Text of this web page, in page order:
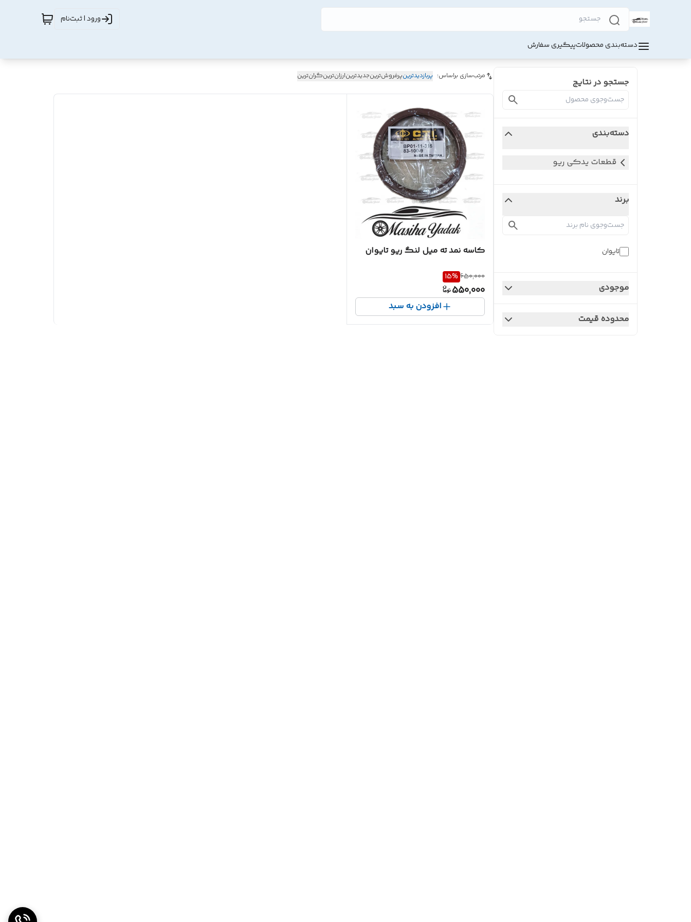
ورود | ثبت‌نام
دسته‌بندی محصولاتپیگیری سفارش
جستجو در نتایج
دسته‌بندی
قطعات یدکی ریو
برند
تایوان
موجودی
محدوده قیمت
مرتب‌سازی براساس: پربازدیدترینپرفروش‌ترینجدیدترینارزان‌ترینگران‌ترین
کاسه نمد ته میل لنگ ریو تایوان
650,000
15%
550,000
افزودن به سبد